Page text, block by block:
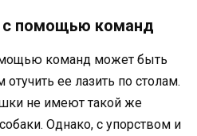
с помощью команд
команд может быть
ее лазить по столам.
не имеют такой же
Однако, с упорством и